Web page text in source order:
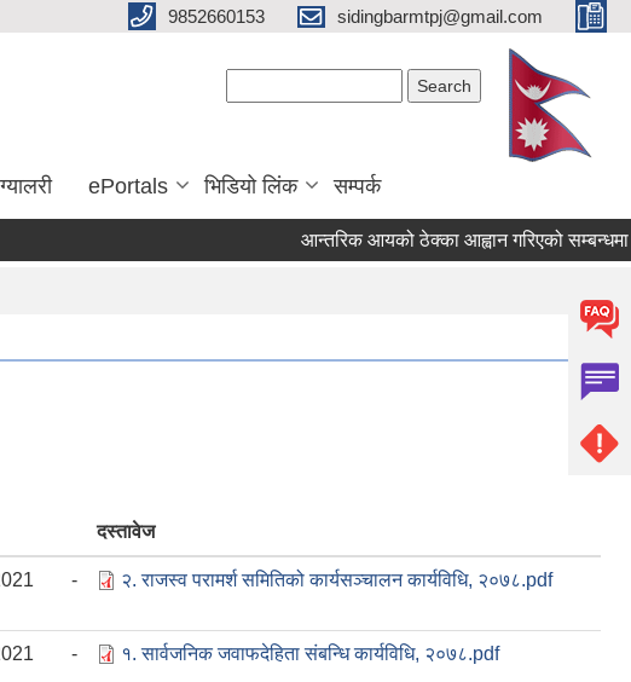
9852660153 sidingbarmtpj@gmail.com
ग्यालरी ePortals भिडियो लिंक सम्पर्क
आन्तरिक आयको ठेक्का आह्वान गरिएको सम्बन्धमा ।
दस्तावेज
2021 -
२. राजस्व परामर्श समितिको कार्यसञ्चालन कार्यविधि, २०७८.pdf
2021 -
१. सार्वजनिक जवाफदेहिता संबन्धि कार्यविधि, २०७८.pdf